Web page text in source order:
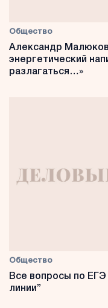
Общество
Александр
энергетический
разлагаться…»
Общество
Все вопросы по ЕГЭ
линии”